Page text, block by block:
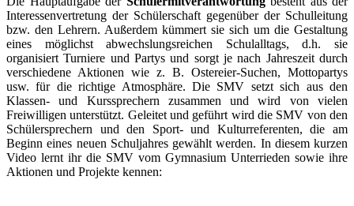
Interessenvertretung der Schülerschaft gegenüber der Schulleitung
bzw. den Lehrern. Außerdem kümmert sie sich um die Gestaltung
eines möglichst abwechslungsreichen Schulalltags, d.h. sie
organisiert Turniere und Partys und sorgt je nach Jahreszeit durch
verschiedene Aktionen wie z. B. Ostereier-Suchen, Mottopartys
usw. für die richtige Atmosphäre. Die SMV setzt sich aus den
Klassen- und Kurssprechern zusammen und wird von vielen
Freiwilligen unterstützt. Geleitet und geführt wird die SMV von den
Schülersprechern und den Sport- und Kulturreferenten, die am
Beginn eines neuen Schuljahres gewählt werden. In diesem kurzen
Video lernt ihr die SMV vom Gymnasium Unterrieden sowie ihre
Aktionen und Projekte kennen: